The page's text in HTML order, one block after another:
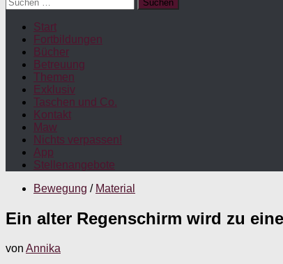
nach:
Start
Fortbildungen
Bücher
Betreuung
Themen
Exklusiv
Taschen und Co.
Kontakt
Maw
Nichts verpassen!
App
Stellenangebote
Bewegung / Material
Ein alter Regenschirm wird zu
von Annika